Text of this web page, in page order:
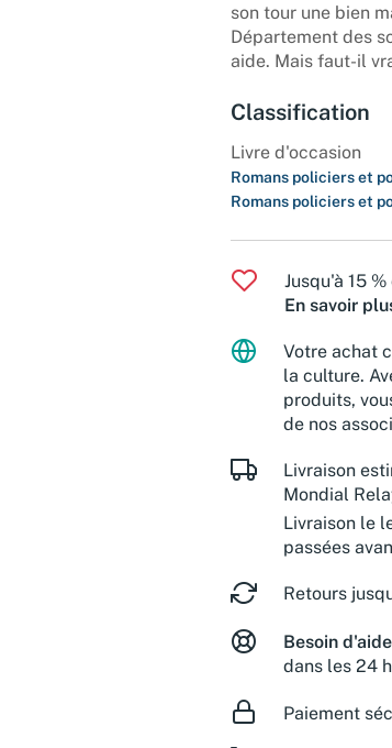
son tour une bien
Département des
aide. Mais faut-il
Classification
Livre d'occasion
Romans policiers et
Romans policiers et
Jusqu'à 15
En savoir
Votre achat
la culture.
produits,
de nos
Livraison
Mondial
Livraison le
passées
Retours
Besoin
dans les 24
Paiement